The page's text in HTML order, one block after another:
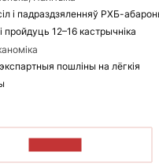
і падраздзяленняў РХБ-
12–16 кастрычніка
пошліны на лёгкія